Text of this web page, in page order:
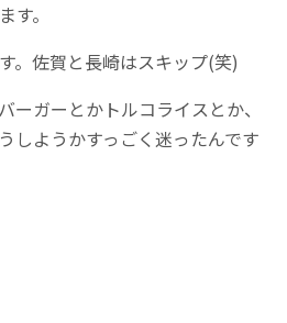
す。
。佐賀と長崎はスキップ(笑)
ーガーとかトルコライスとか、
しようかすっごく迷ったんです